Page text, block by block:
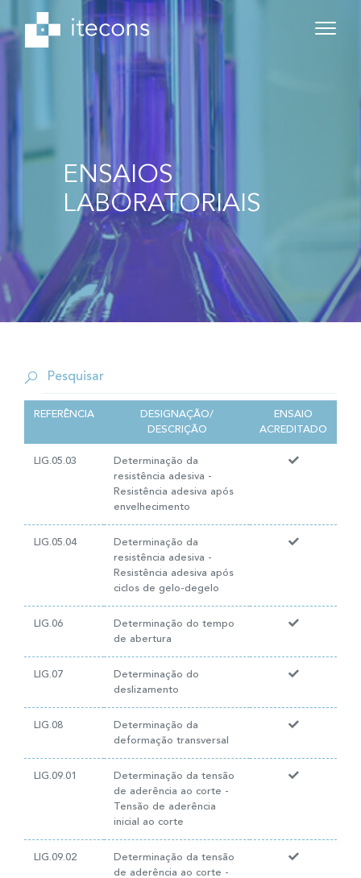
ENSAIOS
LABORATORIAIS
REFERÊNCIA
DESIGNAÇÃO/
DESCRIÇÃO
ENSAIO
ACREDITADO
LIG.05.03
Determinação da
resistência adesiva -
Resistência adesiva após
envelhecimento
LIG.05.04
Determinação da
resistência adesiva -
Resistência adesiva após
ciclos de gelo-degelo
LIG.06
Determinação do tempo
de abertura
LIG.07
Determinação do
deslizamento
LIG.08
Determinação da
deformação transversal
LIG.09.01
Determinação da tensão
de aderência ao corte -
Tensão de aderência
inicial ao corte
LIG.09.02
Determinação da tensão
de aderência ao corte -